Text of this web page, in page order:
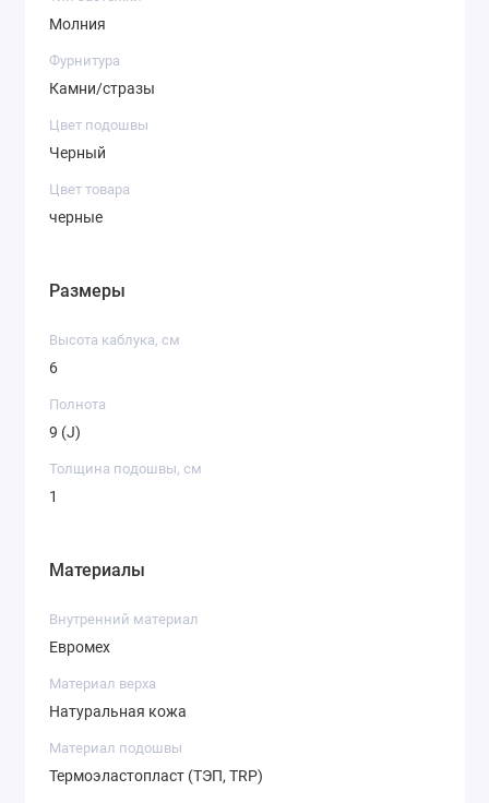
Молния
Фурнитура
Камни/стразы
Цвет подошвы
Черный
Цвет товара
черные
Размеры
Высота каблука, см
6
Полнота
9 (J)
Толщина подошвы, см
1
Материалы
Внутренний материал
Евромех
Материал верха
Натуральная кожа
Материал подошвы
Термоэластопласт (ТЭП, TRP)